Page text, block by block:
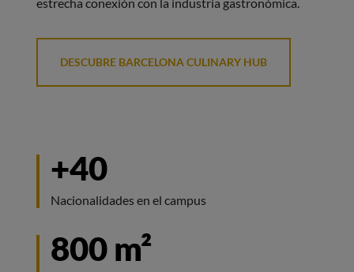
estrecha conexión con la industria gastronómica.
DESCUBRE BARCELONA CULINARY HUB
+40
Nacionalidades en el campus
800 m²